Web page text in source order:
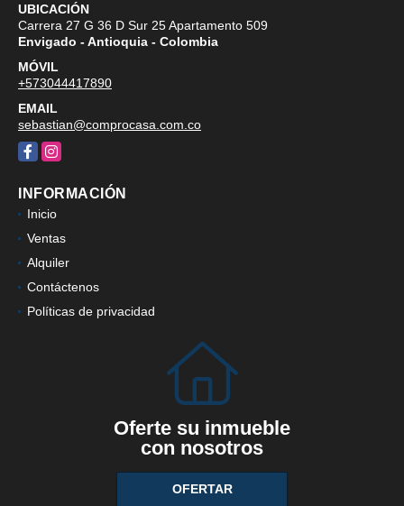
UBICACIÓN
Carrera 27 G 36 D Sur 25 Apartamento 509
Envigado - Antioquia - Colombia
MÓVIL
+573044417890
EMAIL
sebastian@comprocasa.com.co
FacebookInstagram
INFORMACIÓN
Inicio
Ventas
Alquiler
Contáctenos
Políticas de privacidad
Oferte su inmueble
con nosotros
OFERTAR